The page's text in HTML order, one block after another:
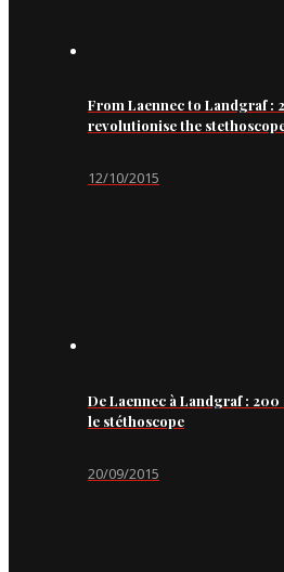
From Laennec to Landgraf :
revolutionise the
12/10/2015
De Laennec à Landgraf :
le stéthoscope
20/09/2015